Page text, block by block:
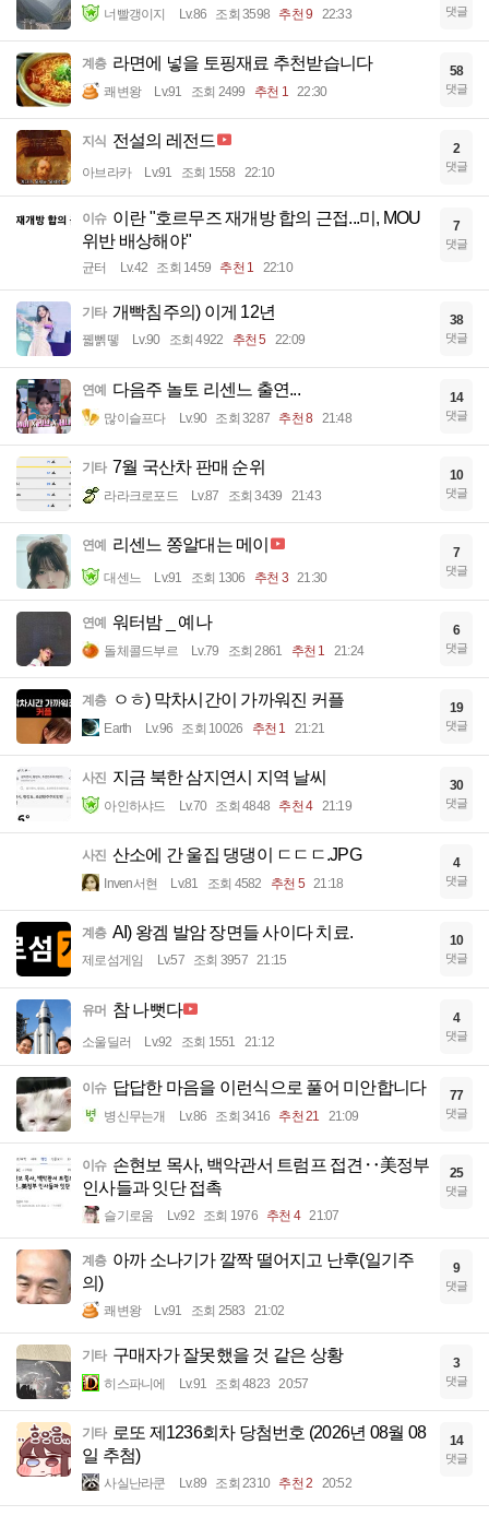
너빨갱이지 Lv.86 조회 3598 추천 9 22:33 댓글
계층 라면에 넣을 토핑재료 추천받습니다
쾌변왕 Lv.91 조회 2499 추천 1 22:30
58
댓글
지식 전설의 레전드
아브라카 Lv.91 조회 1558 22:10
2
댓글
이슈 이란 "호르무즈 재개방 합의 근접...미, MOU
위반 배상해야"
균터 Lv.42 조회 1459 추천 1 22:10
7
댓글
기타 개빡침주의) 이게 12년
꿻뻵뗗 Lv.90 조회 4922 추천 5 22:09
38
댓글
연예 다음주 놀토 리센느 출연...
많이슬프다 Lv.90 조회 3287 추천 8 21:48
14
댓글
기타 7월 국산차 판매 순위
라라크로포드 Lv.87 조회 3439 21:43
10
댓글
연예 리센느 쫑알대는 메이
대센느 Lv.91 조회 1306 추천 3 21:30
7
댓글
연예 워터밤 _ 예나
돌체콜드부르 Lv.79 조회 2861 추천 1 21:24
6
댓글
계층 ㅇㅎ) 막차시간이 가까워진 커플
Earth Lv.96 조회 10026 추천 1 21:21
19
댓글
사진 지금 북한 삼지연시 지역 날씨
아인하샤드 Lv.70 조회 4848 추천 4 21:19
30
댓글
사진 산소에 간 울집 댕댕이 ㄷㄷㄷ.JPG
Inven서현 Lv.81 조회 4582 추천 5 21:18
4
댓글
계층 AI) 왕겜 발암 장면들 사이다 치료.
제로섬게임 Lv.57 조회 3957 21:15
10
댓글
유머 참 나뻣다
소울딜러 Lv.92 조회 1551 21:12
4
댓글
이슈 답답한 마음을 이런식으로 풀어 미안합니다
병신무는개 Lv.86 조회 3416 추천 21 21:09
77
댓글
이슈 손현보 목사, 백악관서 트럼프 접견‥美정부
인사들과 잇단 접촉
슬기로움 Lv.92 조회 1976 추천 4 21:07
25
댓글
계층 아까 소나기가 깔짝 떨어지고 난후(일기주
의)
쾌변왕 Lv.91 조회 2583 21:02
9
댓글
기타 구매자가 잘못했을 것 같은 상황
히스파니에 Lv.91 조회 4823 20:57
3
댓글
기타 로또 제1236회차 당첨번호 (2026년 08월 08
일 추첨)
사실난라쿤 Lv.89 조회 2310 추천 2 20:52
14
댓글